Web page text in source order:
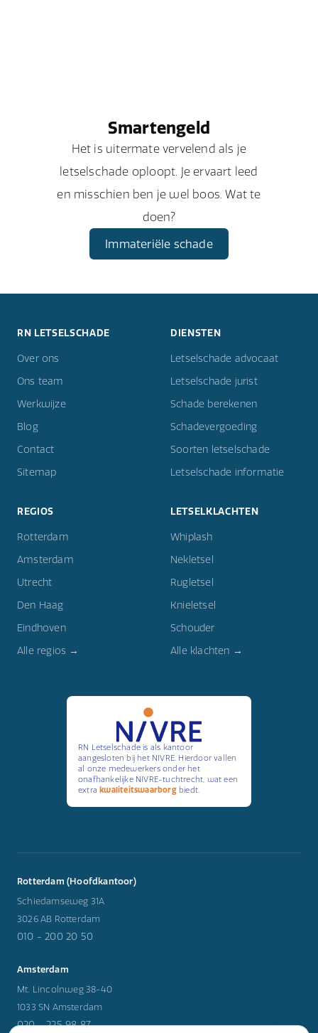
Smartengeld
Het is uitermate vervelend als je
letselschade oploopt. Je ervaart leed
en misschien ben je wel boos. Wat te
doen?
Immateriële schade
RN LETSELSCHADE
Over ons
Ons team
Werkwijze
Blog
Contact
Sitemap
DIENSTEN
Letselschade advocaat
Letselschade jurist
Schade berekenen
Schadevergoeding
Soorten letselschade
Letselschade informatie
REGIOS
Rotterdam
Amsterdam
Utrecht
Den Haag
Eindhoven
Alle regios →
LETSELKLACHTEN
Whiplash
Nekletsel
Rugletsel
Knieletsel
Schouder
Alle klachten →
RN Letselschade is als kantoor
aangesloten bij het NIVRE. Hierdoor vallen
al onze medewerkers onder het
onafhankelijke NIVRE-tuchtrecht, wat een
extra kwaliteitswaarborgbiedt.
Rotterdam (Hoofdkantoor)
Schiedamseweg 31A
3026 AB Rotterdam
010 - 200 20 50
Amsterdam
Mt. Lincolnweg 38-40
1033 SN Amsterdam
020 - 225 98 87